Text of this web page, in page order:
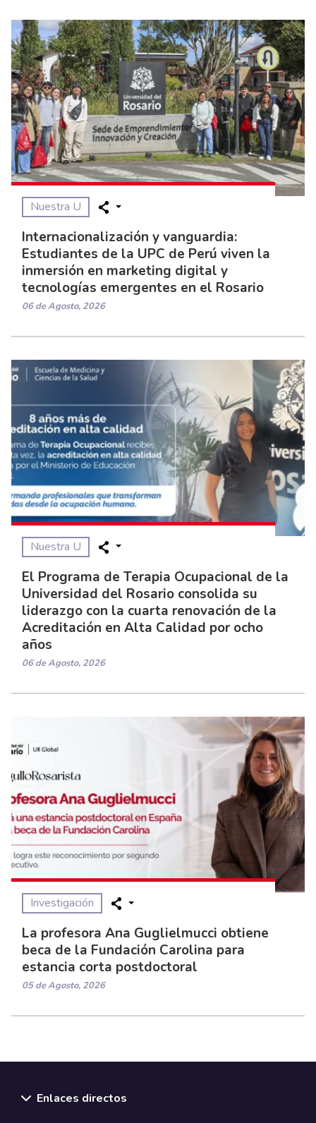
Nuestra U
Internacionalización y vanguardia:
Estudiantes de la UPC de Perú viven la
inmersión en marketing digital y
tecnologías emergentes en el Rosario
06 de Agosto, 2026
Nuestra U
El Programa de Terapia Ocupacional de la
Universidad del Rosario consolida su
liderazgo con la cuarta renovación de la
Acreditación en Alta Calidad por ocho
años
06 de Agosto, 2026
Investigación
La profesora Ana Guglielmucci obtiene
beca de la Fundación Carolina para
estancia corta postdoctoral
05 de Agosto, 2026
Enlaces directos